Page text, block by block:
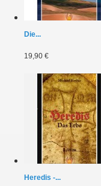
Die...
19,90 €
Heredis -...